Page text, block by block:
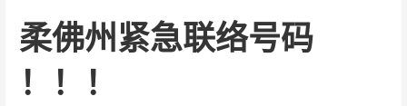
柔佛州紧急联络号码
！！！